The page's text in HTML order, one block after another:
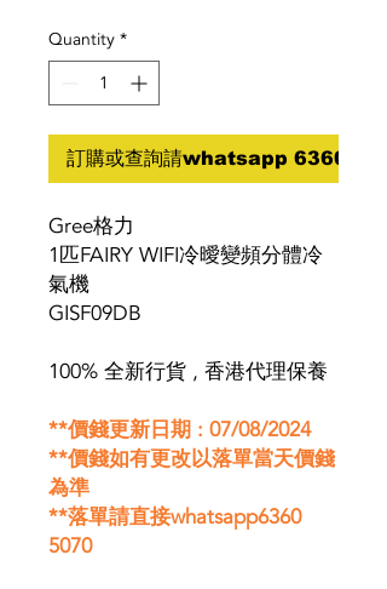
Quantity *
訂購或查詢請whatsapp 6360
Gree格力
1匹FAIRY WIFI冷曖變頻分體冷
氣機
GISF09DB
100% 全新行貨 , 香港代理保養
**價錢更新日期 : 07/08/2024
**價錢如有更改以落單當天價錢
為準
**落單請直接whatsapp6360
5070